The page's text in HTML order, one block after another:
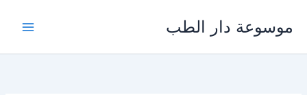
المحتوى
موسوعة دار الطب